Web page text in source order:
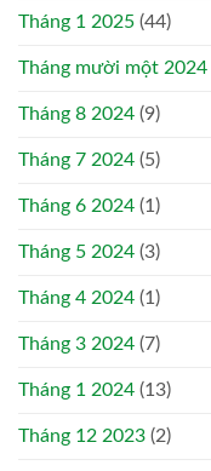
Tháng 1 2025 (44)
Tháng mười một 2024
Tháng 8 2024 (9)
Tháng 7 2024 (5)
Tháng 6 2024 (1)
Tháng 5 2024 (3)
Tháng 4 2024 (1)
Tháng 3 2024 (7)
Tháng 1 2024 (13)
Tháng 12 2023 (2)